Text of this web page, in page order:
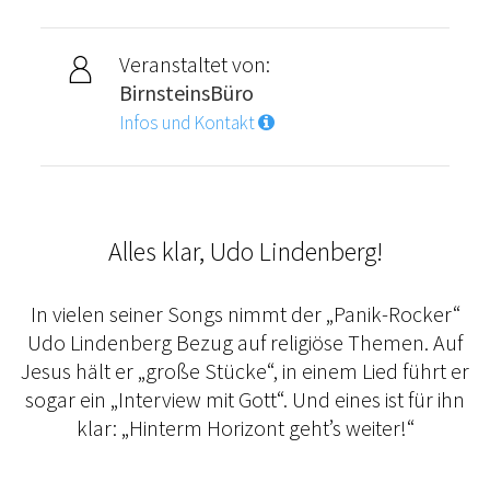
Veranstaltet von:
BirnsteinsBüro
Infos und Kontakt
Alles klar, Udo Lindenberg!
In vielen seiner Songs nimmt der „Panik-Rocker“
Udo Lindenberg Bezug auf religiöse Themen. Auf
Jesus hält er „große Stücke“, in einem Lied führt er
sogar ein „Interview mit Gott“. Und eines ist für ihn
klar: „Hinterm Horizont geht’s weiter!“